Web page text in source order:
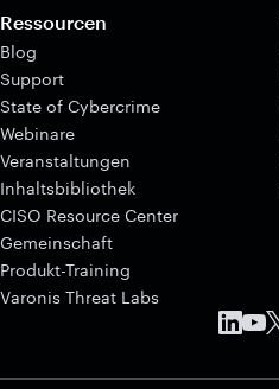
Ressourcen
Blog
Support
State of Cybercrime
Webinare
Veranstaltungen
Inhaltsbibliothek
CISO Resource Center
Gemeinschaft
Produkt-Training
Varonis Threat Labs